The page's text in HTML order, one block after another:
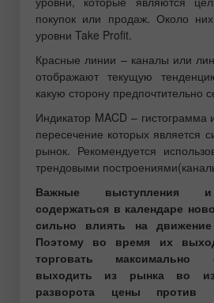
покупок или продаж. Около
уровни Take Profit.
Красные линии – каналы или
отображают текущую
какую сторону предпочтительно
Индикатор MACD – гистограмма
пересечение которых является
рынок. Рекомендуется
трендовыми
Важные выступления и
содержаться в календаре
сильно влиять на
Поэтому во время их
торговать максимально
выходить из рынка во
разворота цены против